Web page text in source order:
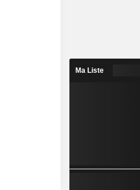
Ma Liste